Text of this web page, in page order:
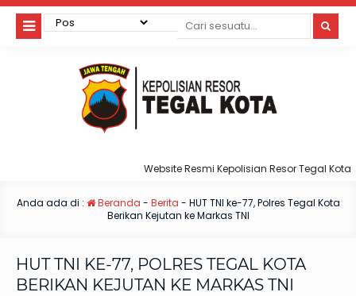
Website Resmi Kepolisian Resor Tegal Kota
Anda ada di : Beranda - Berita - HUT TNI ke-77, Polres Tegal Kota
Berikan Kejutan ke Markas TNI
HUT TNI KE-77, POLRES TEGAL KOTA
BERIKAN KEJUTAN KE MARKAS TNI